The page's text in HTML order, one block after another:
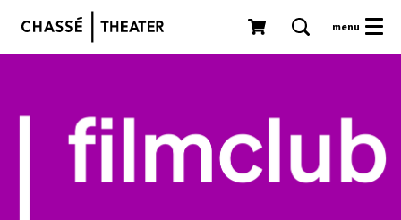
menu